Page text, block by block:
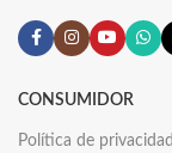
CONSUMIDOR
Política de privacidad